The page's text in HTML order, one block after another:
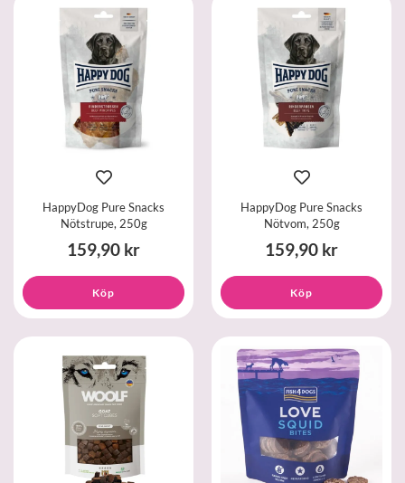
HappyDog Pure Snacks
Nötstrupe, 250g
159,90 kr
Köp
HappyDog Pure Snacks
Nötvom, 250g
159,90 kr
Köp